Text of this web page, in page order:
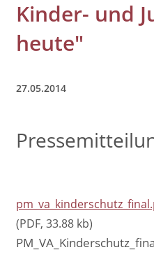
Kinder- und
heute"
27.05.2014
(PDF, 33.88 kb)